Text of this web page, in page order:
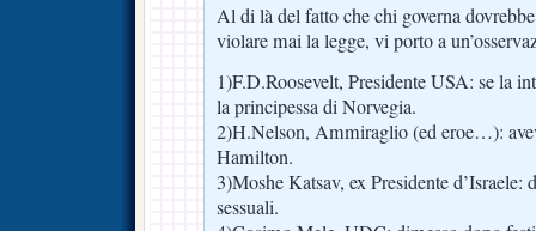
Al di là del fatto che chi governa
violare mai la legge, vi porto a
1)F.D.Roosevelt, Presidente USA: se la
la principessa di Norvegia.
2)H.Nelson, Ammiraglio (ed eroe…):
Hamilton.
3)Moshe Katsav, ex Presidente d’Israele:
sessuali.